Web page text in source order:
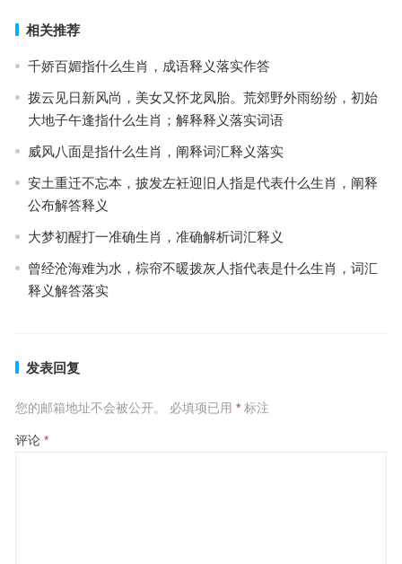
相关推荐
千娇百媚指什么生肖，成语释义落实作答
拨云见日新风尚，美女又怀龙凤胎。荒郊野外雨纷纷，初始
大地子午逢指什么生肖；解释释义落实词语
威风八面是指什么生肖，阐释词汇释义落实
安土重迁不忘本，披发左衽迎旧人指是代表什么生肖，阐释
公布解答释义
大梦初醒打一准确生肖，准确解析词汇释义
曾经沧海难为水，棕帘不暖拨灰人指代表是什么生肖，词汇
释义解答落实
发表回复
您的邮箱地址不会被公开。 必填项已用 *标注
评论 *